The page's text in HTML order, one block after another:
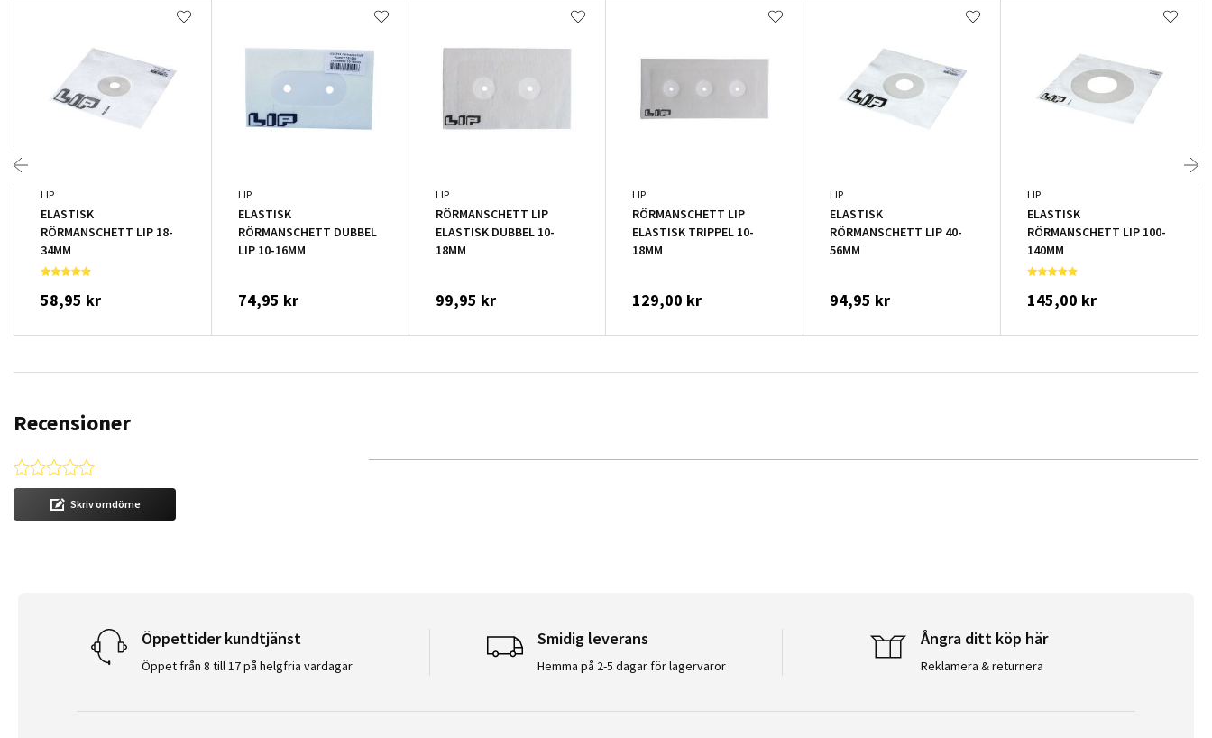
LIP
ELASTISK
RÖRMANSCHETT LIP 18-
34MM
58,95 kr
LIP
ELASTISK
RÖRMANSCHETT DUBBEL
LIP 10-16MM
74,95 kr
LIP
RÖRMANSCHETT LIP
ELASTISK DUBBEL 10-
18MM
99,95 kr
LIP
RÖRMANSCHETT LIP
ELASTISK TRIPPEL 10-
18MM
129,00 kr
LIP
ELASTISK
RÖRMANSCHETT LIP 40-
56MM
94,95 kr
LIP
ELASTISK
RÖRMANSCHETT LIP 100-
140MM
145,00 kr
Recensioner
0.0 star rating
Skriv omdöme
Öppettider kundtjänst
Öppet från 8 till 17 på helgfria vardagar
Smidig leverans
Hemma på 2-5 dagar för lagervaror
Ångra ditt köp här
Reklamera & returnera